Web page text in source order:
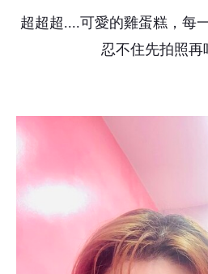
超超超....可愛的雞蛋糕，每
忍不住先拍照再